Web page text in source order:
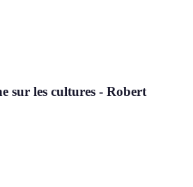
sur les cultures - Robert